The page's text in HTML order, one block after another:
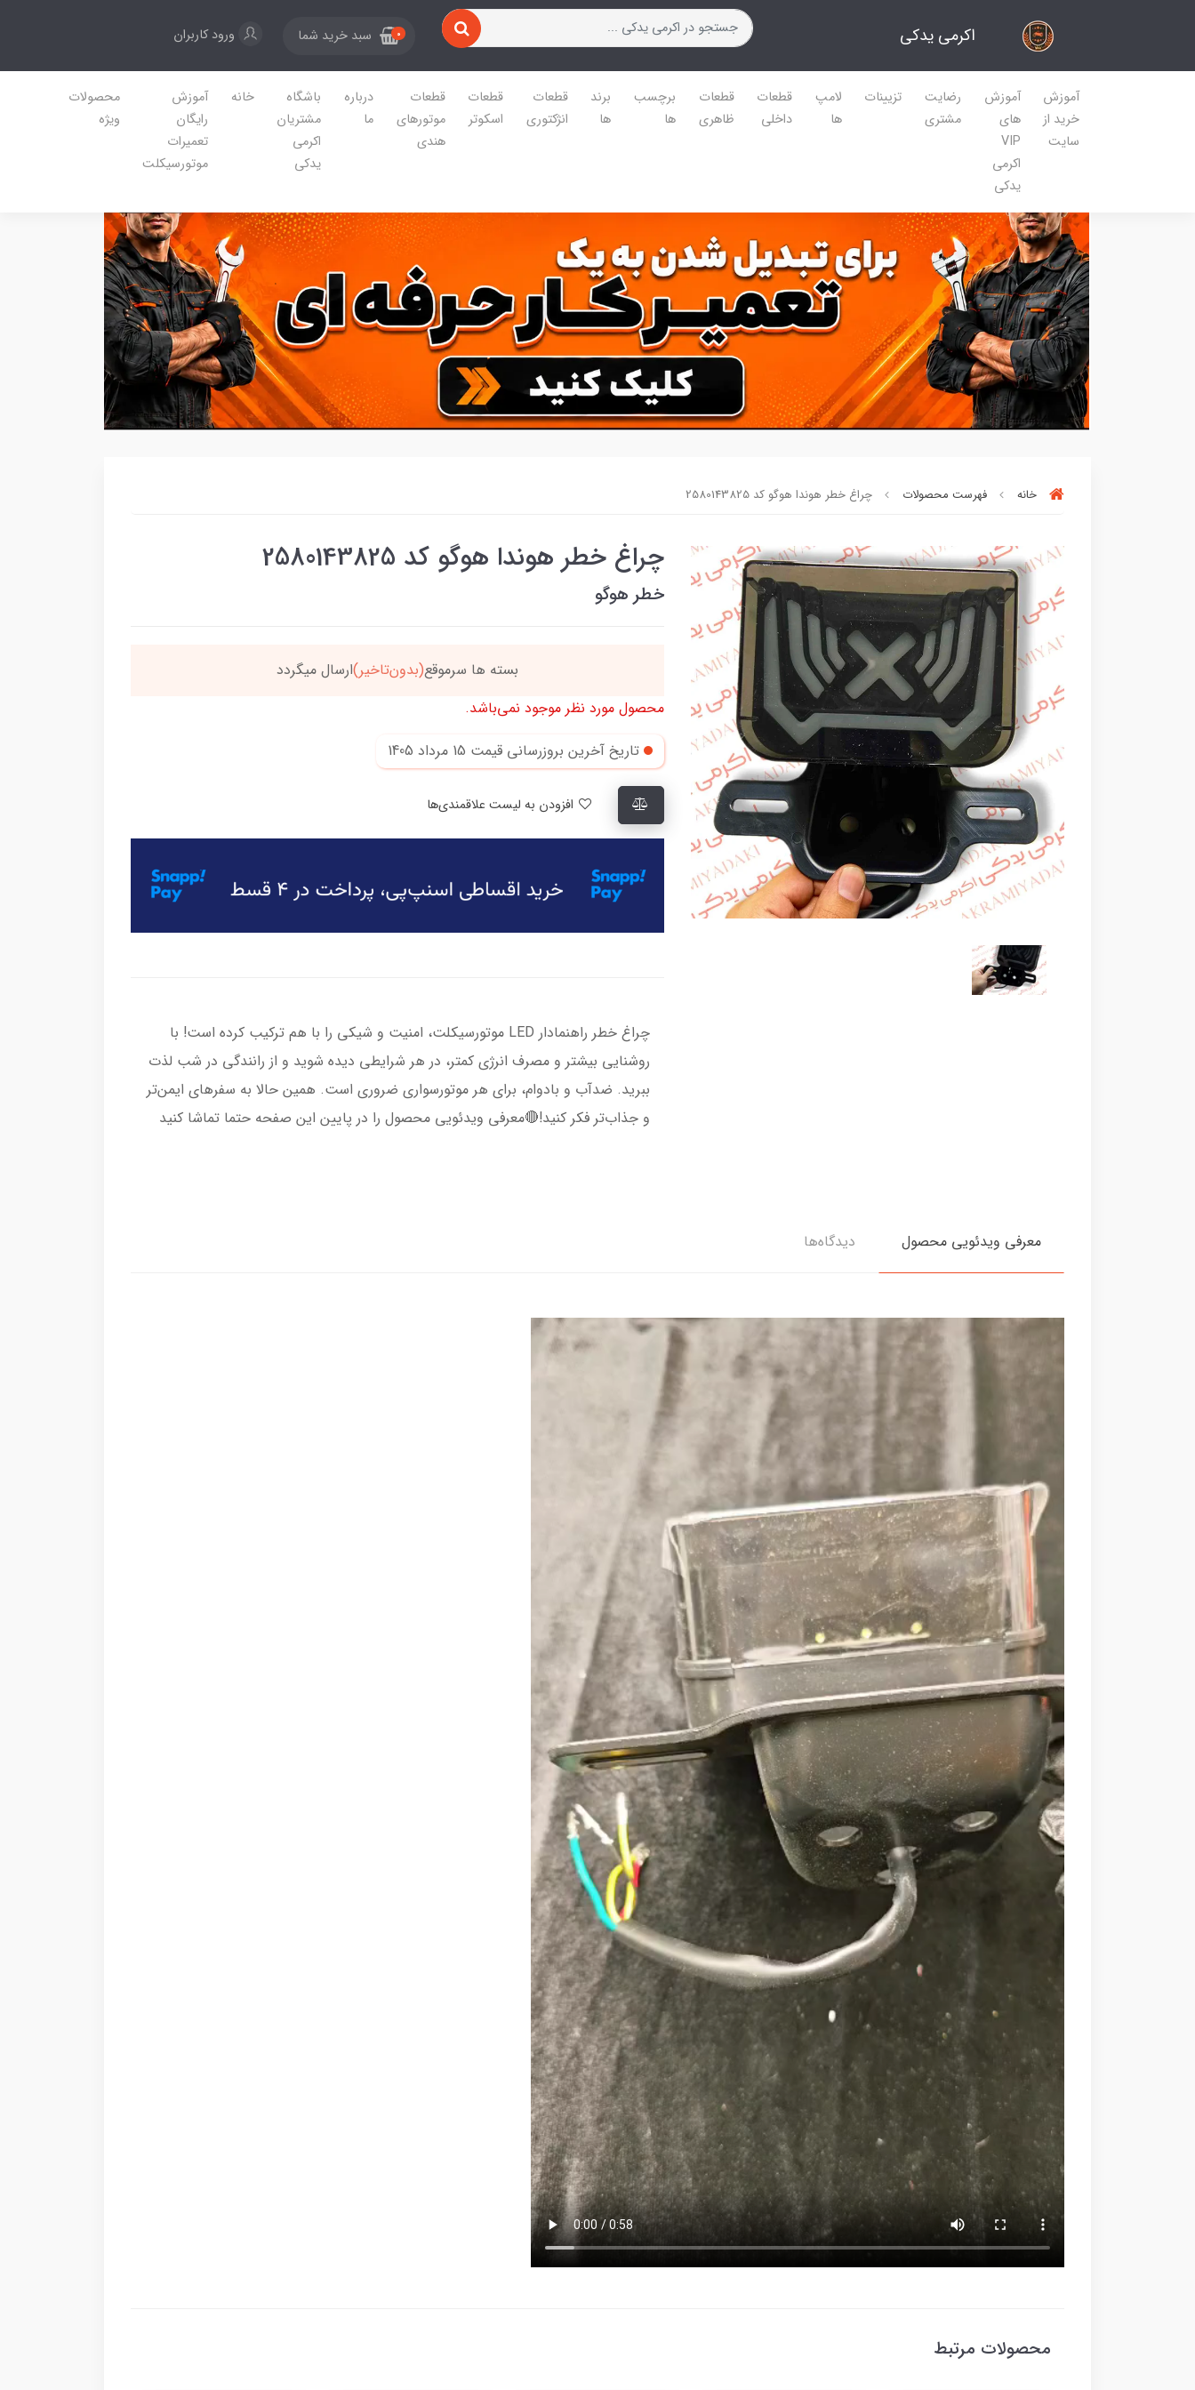
اکرمی یدکی 0 سبد خرید شما ورود کاربران
آموزش
خرید از
سایت
آموزش
های
VIP
اکرمی
یدکی
رضایت
مشتری
تزیینات
لامپ
ها
قطعات
داخلی
قطعات
ظاهری
برچسب
ها
برند
ها
قطعات
انژکتوری
قطعات
اسکوتر
قطعات
موتورهای
هندی
درباره
ما
باشگاه
مشتریان
اکرمی
یدکی
خانه
آموزش
رایگان
تعمیرات
موتورسیکلت
محصولات
ویژه
خانه فهرست محصولات چراغ خطر هوندا هوگو کد 2580143825
چراغ خطر هوندا هوگو کد 2580143825
خطر هوگو
بسته ها سرموقع(بدون‌تاخیر)ارسال میگردد خریدتو به5میلیون
برسون،ارسالت‌رایگانه
محصول مورد نظر موجود نمی‌باشد.
تاریخ آخرین بروزرسانی قیمت 15 مرداد 1405
چراغ خطر راهنمادار LED موتورسیکلت، امنیت و شیکی را با هم ترکیب کرده است! با
روشنایی بیشتر و مصرف انرژی کمتر، در هر شرایطی دیده شوید و از رانندگی در شب لذت
ببرید. ضدآب و بادوام، برای هر موتورسواری ضروری است. همین حالا به سفرهای ایمن‌تر
و جذاب‌تر فکر کنید!🔴معرفی ویدئویی محصول را در پایین این صفحه حتما تماشا کنید
معرفی ویدئویی محصول دیدگاه‌ها
محصولات مرتبط